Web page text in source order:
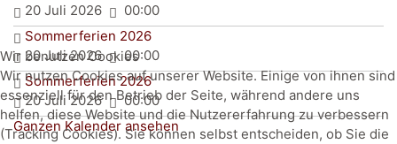
20 Juli 2026
00:00
Sommerferien 2026
20 Juli 2026
00:00
Sommerferien 2026
20 Juli 2026
00:00
Ganzen Kalender ansehen
Wir benutzen Cookies
Wir nutzen Cookies auf unserer Website. Einige von ihnen sind
essenziell für den Betrieb der Seite, während andere uns
helfen, diese Website und die Nutzererfahrung zu verbessern
(Tracking Cookies). Sie können selbst entscheiden, ob Sie die